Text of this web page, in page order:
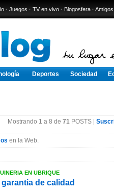
· Juegos · TV en vivo · Blogosfera · Amigos
Deportes Sociedad
Mostrando 1 a 8 de 71 POSTS |
en la Web.
EN UBRIQUE
de calidad